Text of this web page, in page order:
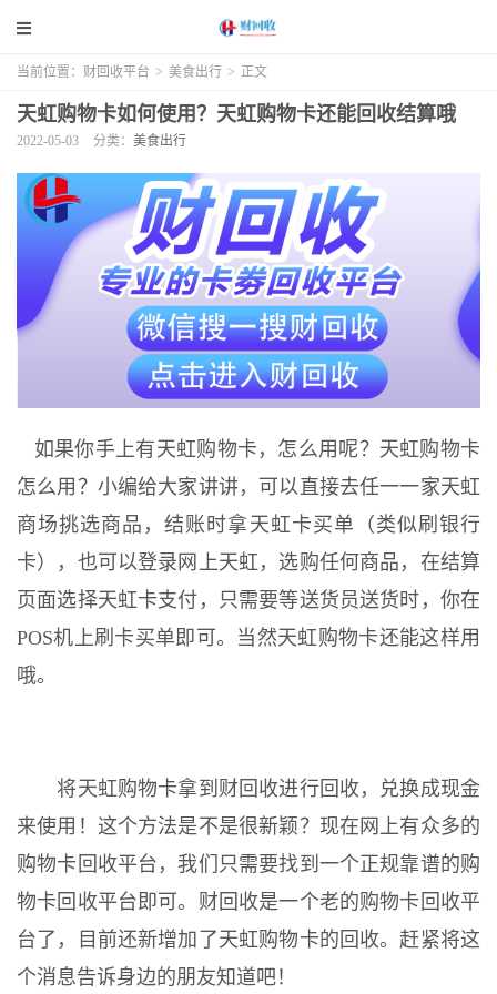
当前位置： 财回收平台 > 美食出行 > 正文
天虹购物卡如何使用？天虹购物卡还能回收结算哦
2022-05-03 分类： 美食出行
如果你手上有天虹购物卡，怎么用呢？天虹购物卡
怎么用？小编给大家讲讲，可以直接去任一一家天虹
商场挑选商品，结账时拿天虹卡买单（类似刷银行
卡），也可以登录网上天虹，选购任何商品，在结算
页面选择天虹卡支付，只需要等送货员送货时，你在
POS机上刷卡买单即可。当然天虹购物卡还能这样用
哦。
将天虹购物卡拿到财回收进行回收，兑换成现金
来使用！这个方法是不是很新颖？现在网上有众多的
购物卡回收平台，我们只需要找到一个正规靠谱的购
物卡回收平台即可。财回收是一个老的购物卡回收平
台了，目前还新增加了天虹购物卡的回收。赶紧将这
个消息告诉身边的朋友知道吧！